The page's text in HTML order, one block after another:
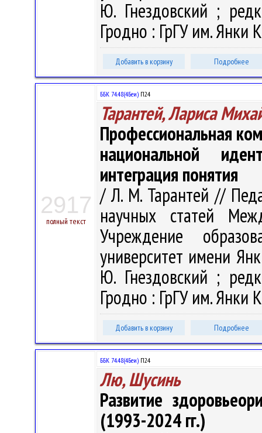
Ю. Гнездовский ;
Гродно : ГрГУ им. Янки
Добавить в корзину Подробнее
2917
полный текст
ББК 74.48(4Беи) П24
Тарантей, Лариса
Профессиональная
национальной
интеграция понятия
/ Л. М. Тарантей //
научных статей
Учреждение
университет имени
Ю. Гнездовский ;
Гродно : ГрГУ им. Янки
Добавить в корзину Подробнее
ББК 74.48(4Беи) П24
Лю, Шусинь
Развитие
(1993-2024 гг.)